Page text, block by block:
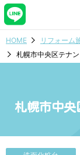
HOME リフォーム
札幌市中央区テナ
札幌市中央